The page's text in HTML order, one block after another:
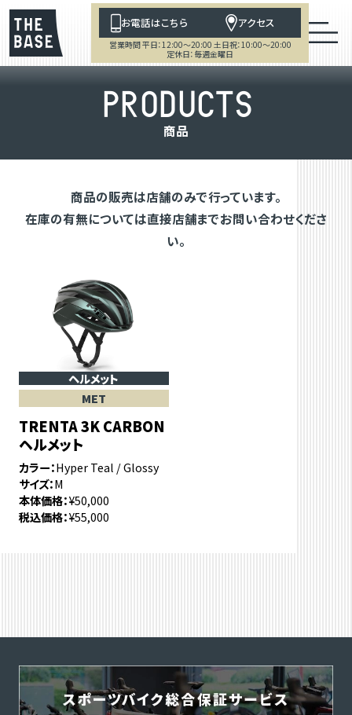
お電話はこちら アクセス
営業時間 平日：12:00～20:00 土日祝：10:00～20:00
定休日：毎週金曜日
PRODUCTS
商品
商品の販売は店舗のみで行っています。
在庫の有無については直接店舗までお問い合わせくださ
い。
ヘルメット
MET
TRENTA 3K CARBON
ヘルメット
カラー Hyper Teal / Glossy
サイズ M
本体価格 ¥50,000
税込価格 ¥55,000